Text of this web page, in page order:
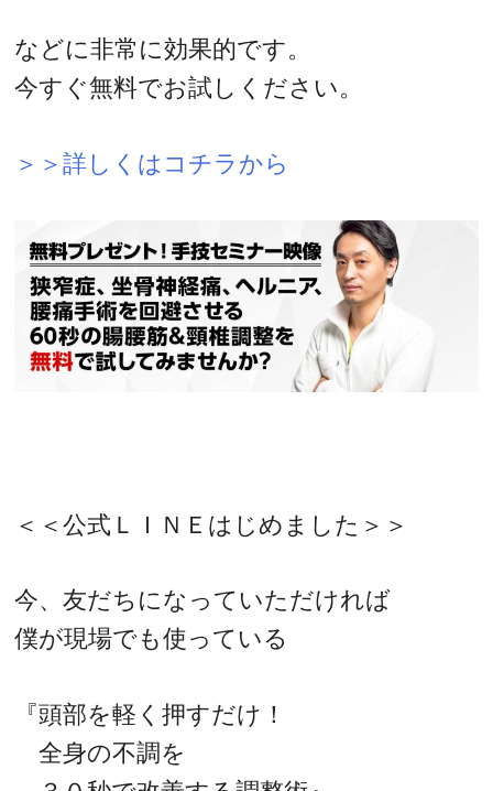
などに非常に効果的です。
今すぐ無料でお試しください。
＞＞詳しくはコチラから
＜＜公式ＬＩＮＥはじめました＞＞
今、友だちになっていただければ
僕が現場でも使っている
『頭部を軽く押すだけ！
全身の不調を